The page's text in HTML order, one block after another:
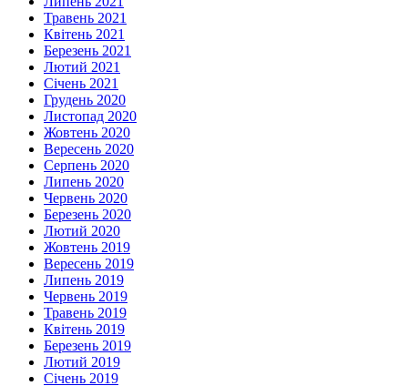
Травень 2021
Квітень 2021
Березень 2021
Лютий 2021
Січень 2021
Грудень 2020
Листопад 2020
Жовтень 2020
Вересень 2020
Серпень 2020
Липень 2020
Червень 2020
Березень 2020
Лютий 2020
Жовтень 2019
Вересень 2019
Липень 2019
Червень 2019
Травень 2019
Квітень 2019
Березень 2019
Лютий 2019
Січень 2019